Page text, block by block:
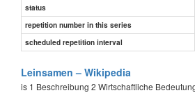
status
repetition number in this series
scheduled repetition interval
Leinsamen – Wikipedia
is 1 Beschreibung 2 Wirtschaftliche